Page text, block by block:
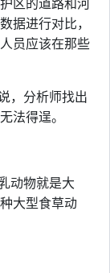
据进行对比，
员应该在那些
，分析师找出
法得逞。
动物就是大
大型食草动